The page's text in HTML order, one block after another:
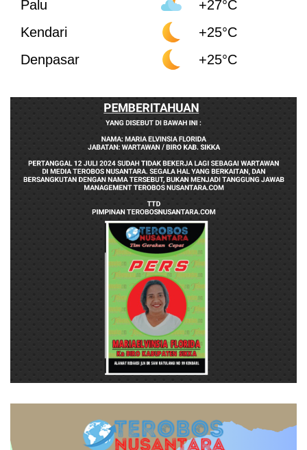
Palu
+27°C
Kendari
+25°C
Denpasar
+25°C